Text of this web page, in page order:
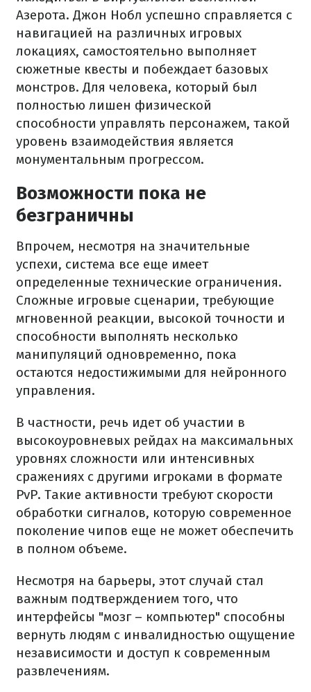
Азерота. Джон Нобл успешно справляется с
навигацией на различных игровых
локациях, самостоятельно выполняет
сюжетные квесты и побеждает базовых
монстров. Для человека, который был
полностью лишен физической
способности управлять персонажем, такой
уровень взаимодействия является
монументальным прогрессом.
Возможности пока не
безграничны
Впрочем, несмотря на значительные
успехи, система все еще имеет
определенные технические ограничения.
Сложные игровые сценарии, требующие
мгновенной реакции, высокой точности и
способности выполнять несколько
манипуляций одновременно, пока
остаются недостижимыми для нейронного
управления.
В частности, речь идет об участии в
высокоуровневых рейдах на максимальных
уровнях сложности или интенсивных
сражениях с другими игроками в формате
PvP. Такие активности требуют скорости
обработки сигналов, которую современное
поколение чипов еще не может обеспечить
в полном объеме.
Несмотря на барьеры, этот случай стал
важным подтверждением того, что
интерфейсы "мозг – компьютер" способны
вернуть людям с инвалидностью ощущение
независимости и доступ к современным
развлечениям.